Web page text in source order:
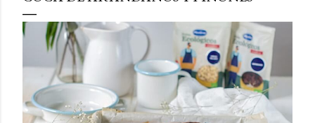
por completo tu forma de ver las legumbres. Olvídate de
asociar las alubias únicamente a los guisos tradicionales y
copiosos de invierno. Con esta receta simple pero
revolucionaria, transformaremos un ingrediente tan
humilde como la alubia de La Bañeza en un snack ligero,
dorado, cargado de proteína y 100% natural. Es el
sustituto perfecto a los frutos se...